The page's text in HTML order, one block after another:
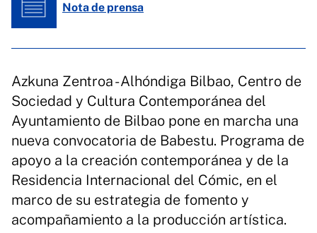
Nota de prensa
Azkuna Zentroa - Alhóndiga Bilbao, Centro de
Sociedad y Cultura Contemporánea del
Ayuntamiento de Bilbao pone en marcha una
nueva convocatoria de Babestu. Programa de
apoyo a la creación contemporánea y de la
Residencia Internacional del Cómic, en el
marco de su estrategia de fomento y
acompañamiento a la producción artística.